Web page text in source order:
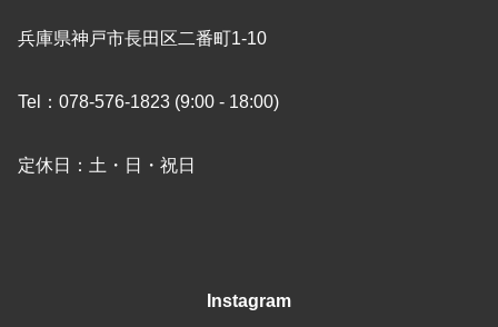
兵庫県神戸市長田区二番町1-10
Tel：078-576-1823 (9:00 - 18:00)
定休日：土・日・祝日
Instagram